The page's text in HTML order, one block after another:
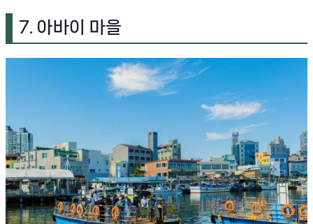
7. 아바이 마을